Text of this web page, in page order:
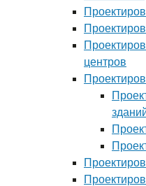
центров